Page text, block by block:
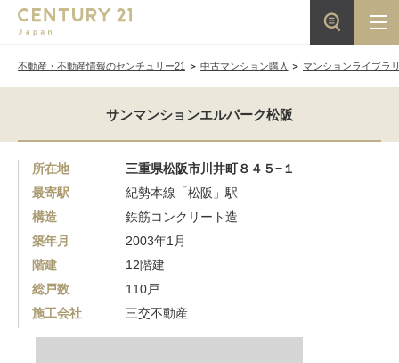
不動産・不動産情報のセンチュリー21 中古マンション購入 マンションライブラ
サンマンションエルパーク松阪
所在地
三重県松阪市川井町８４５−１
最寄駅
紀勢本線「松阪」駅
構造
鉄筋コンクリート造
築年月
2003年1月
階建
12階建
総戸数
110戸
施工会社
三交不動産